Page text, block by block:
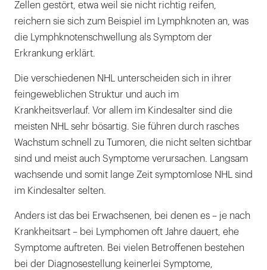
Zellen gestört, etwa weil sie nicht richtig reifen,
reichern sie sich zum Beispiel im Lymphknoten an, was
die Lymphknotenschwellung als Symptom der
Erkrankung erklärt.
Die verschiedenen NHL unterscheiden sich in ihrer
feingeweblichen Struktur und auch im
Krankheitsverlauf. Vor allem im Kindesalter sind die
meisten NHL sehr bösartig. Sie führen durch rasches
Wachstum schnell zu Tumoren, die nicht selten sichtbar
sind und meist auch Symptome verursachen. Langsam
wachsende und somit lange Zeit symptomlose NHL sind
im Kindesalter selten.
Anders ist das bei Erwachsenen, bei denen es – je nach
Krankheitsart – bei Lymphomen oft Jahre dauert, ehe
Symptome auftreten. Bei vielen Betroffenen bestehen
bei der Diagnosestellung keinerlei Symptome,